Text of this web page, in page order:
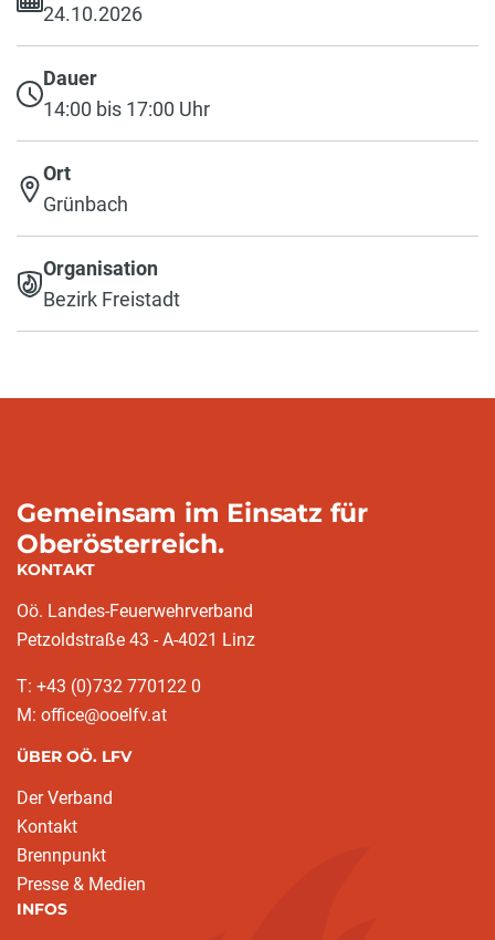
24.10.2026
Dauer
14:00 bis 17:00 Uhr
Ort
Grünbach
Organisation
Bezirk Freistadt
Gemeinsam im Einsatz für
Oberösterreich.
KONTAKT
Oö. Landes-Feuerwehrverband
Petzoldstraße 43 - A-4021 Linz
T: +43 (0)732 770122 0
M: office@ooelfv.at
ÜBER OÖ. LFV
Der Verband
Kontakt
Brennpunkt
Presse & Medien
INFOS